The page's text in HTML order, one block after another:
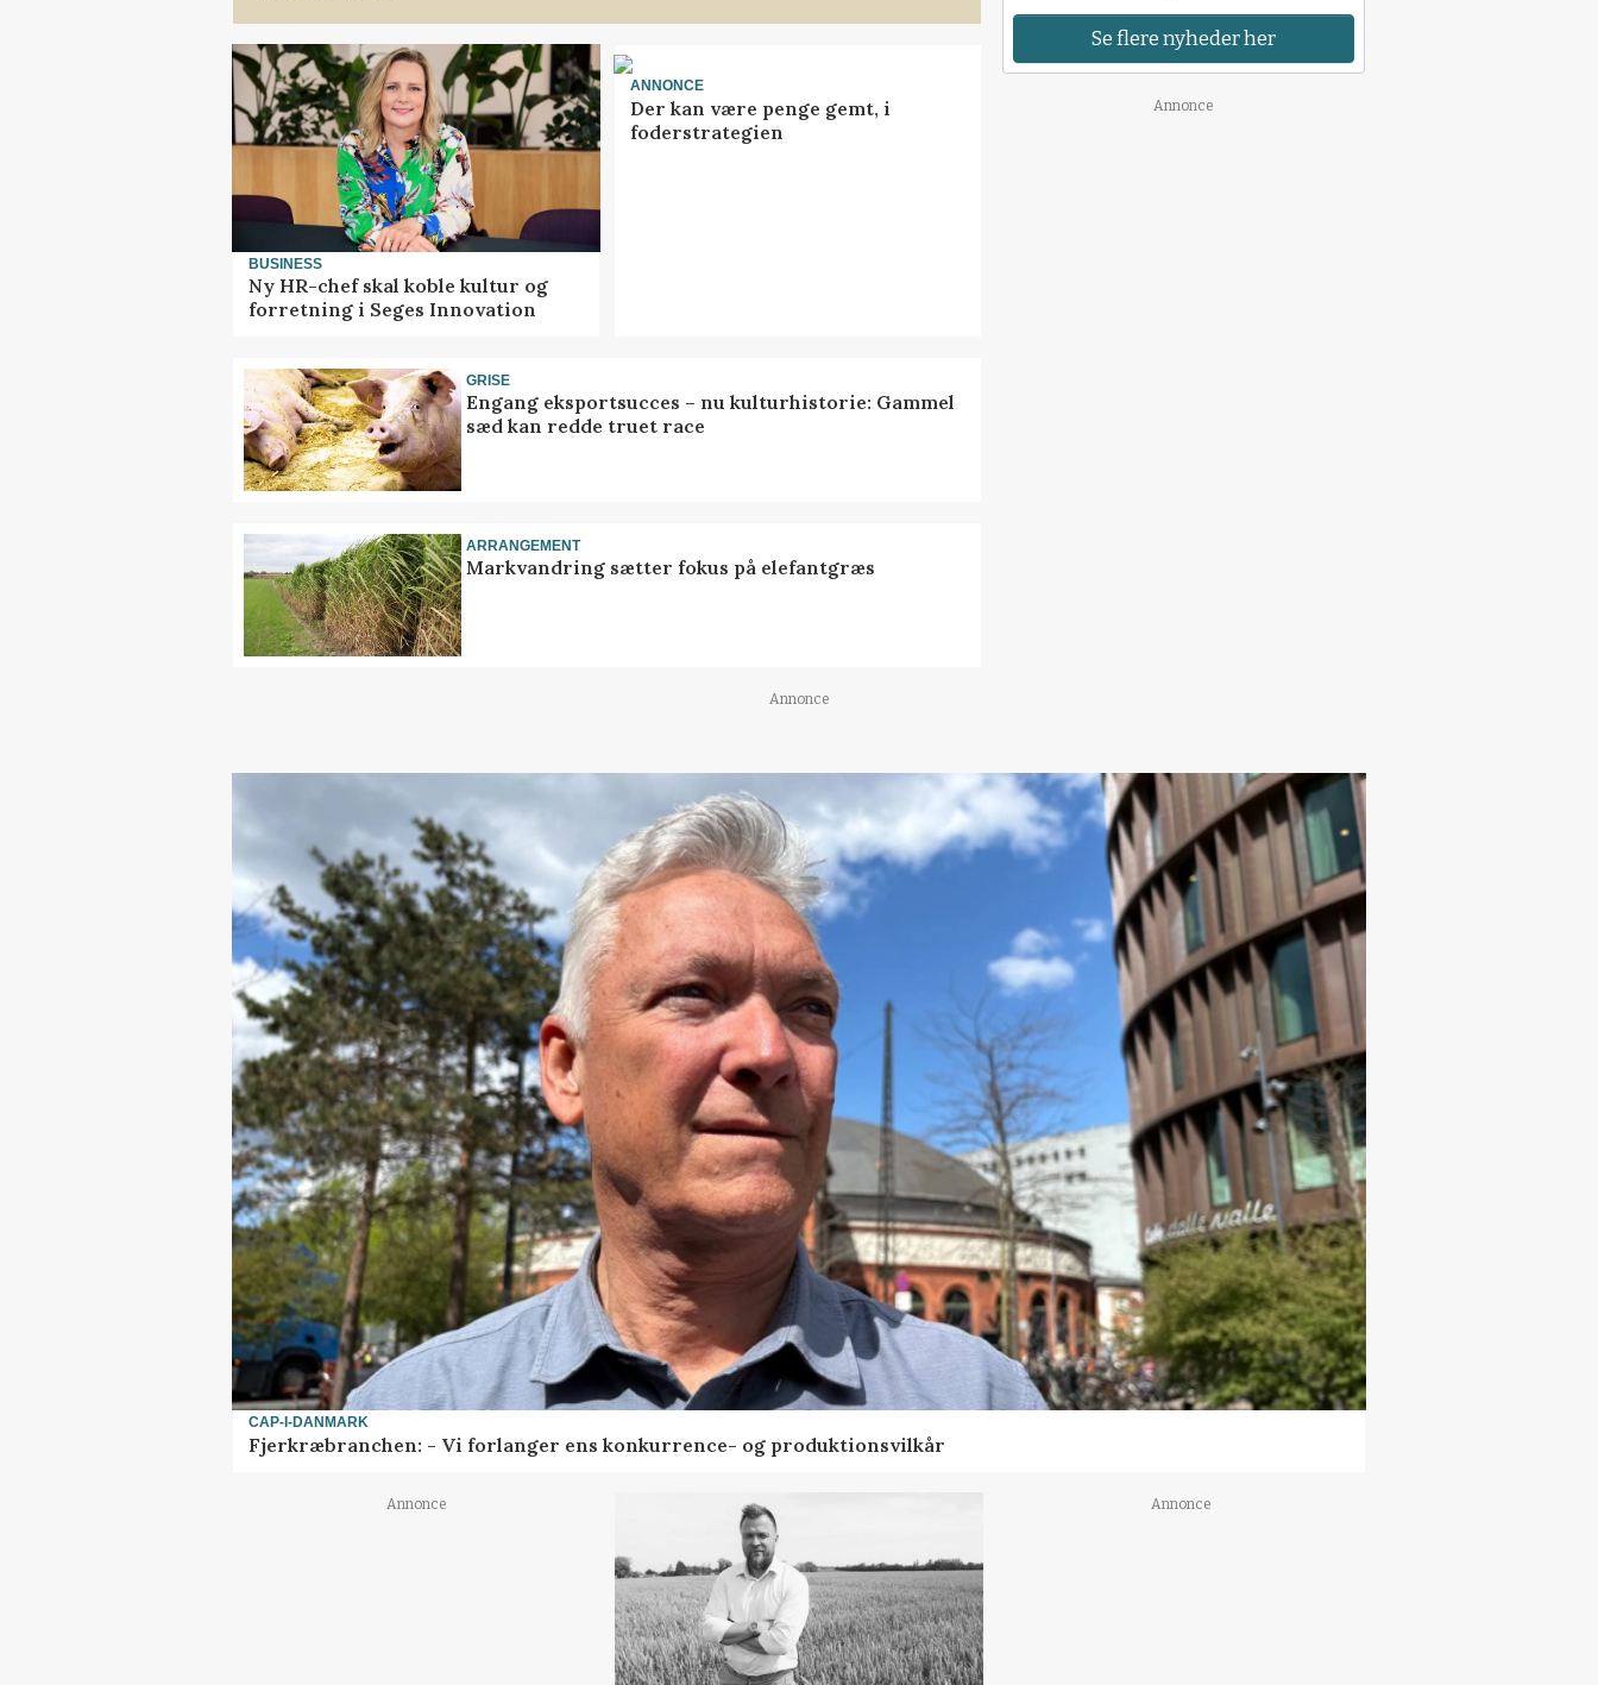
BUSINESS
Ny HR-chef skal koble kultur og
forretning i Seges Innovation
ANNONCE
Der kan være penge gemt, i
foderstrategien
GRISE
Engang eksportsucces – nu kulturhistorie: Gammel
sæd kan redde truet race
ARRANGEMENT
Markvandring sætter fokus på elefantgræs
Se flere nyheder her
Annonce
Annonce
CAP-I-DANMARK
Fjerkræbranchen: - Vi forlanger ens konkurrence- og produktionsvilkår
Annonce Annonce